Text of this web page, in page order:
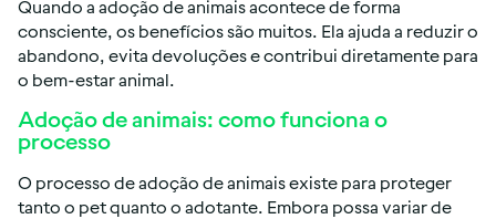
Quando a adoção de animais acontece de forma
consciente, os benefícios são muitos. Ela ajuda a reduzir o
abandono, evita devoluções e contribui diretamente para
o bem-estar animal.
Adoção de animais: como funciona o
processo
O processo de adoção de animais existe para proteger
tanto o pet quanto o adotante. Embora possa variar de